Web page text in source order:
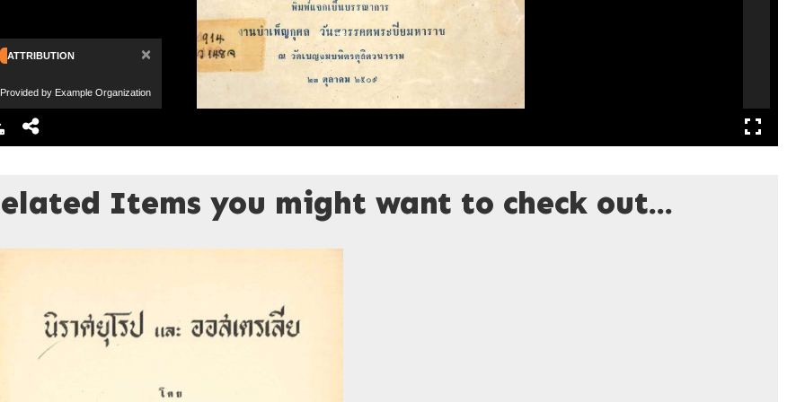
ATTRIBUTION ×
Provided by Example Organization
Items you might want to check out...